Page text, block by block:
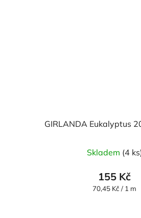
GIRLANDA Eukalyptus
Skladem (4
155 Kč
Měrná
70,45 Kč / 1 m